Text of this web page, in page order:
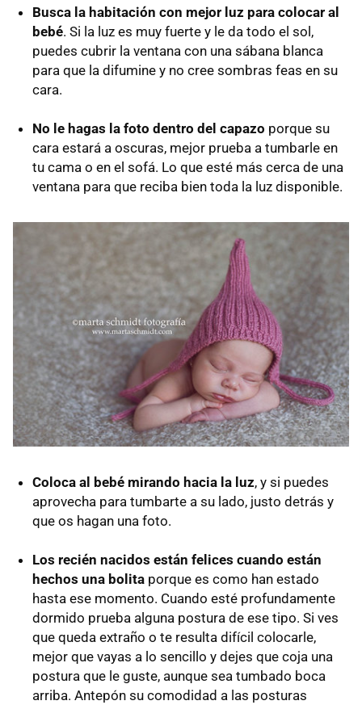
Busca la habitación con mejor luz para colocar al
bebé. Si la luz es muy fuerte y le da todo el sol,
puedes cubrir la ventana con una sábana blanca
para que la difumine y no cree sombras feas en su
cara.
No le hagas la foto dentro del capazo porque su
cara estará a oscuras, mejor prueba a tumbarle en
tu cama o en el sofá. Lo que esté más cerca de una
ventana para que reciba bien toda la luz disponible.
Coloca al bebé mirando hacia la luz, y si puedes
aprovecha para tumbarte a su lado, justo detrás y
que os hagan una foto.
Los recién nacidos están felices cuando están
hechos una bolita porque es como han estado
hasta ese momento. Cuando esté profundamente
dormido prueba alguna postura de ese tipo. Si ves
que queda extraño o te resulta difícil colocarle,
mejor que vayas a lo sencillo y dejes que coja una
postura que le guste, aunque sea tumbado boca
arriba. Antepón su comodidad a las posturas